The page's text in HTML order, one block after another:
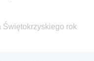
Morskiej i
Świętokrzyskiego rok